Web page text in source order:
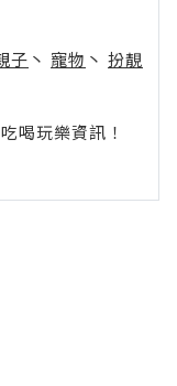
子 丶 寵物 丶 扮靚
喝玩樂資訊！